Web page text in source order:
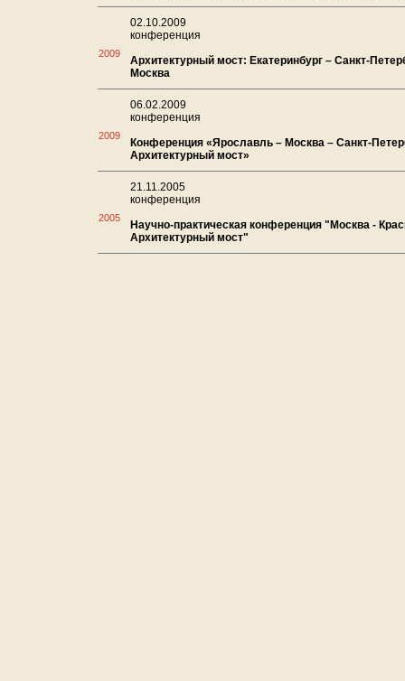
2009
02.10.2009
конференция
Архитектурный мост: Екатеринбург – Санкт-
Москва
2009
06.02.2009
конференция
Конференция «Ярославль – Москва – Санкт-
Архитектурный мост»
2005
21.11.2005
конференция
Научно-практическая конференция "Москва -
Архитектурный мост"